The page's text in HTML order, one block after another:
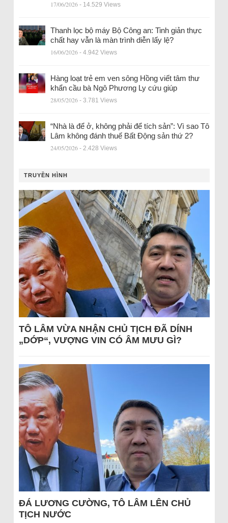
17/06/2026 - 14.529 Views
Thanh lọc bộ máy Bộ Công an: Tinh giản thực
chất hay vẫn là màn trình diễn lấy lệ?
16/06/2026 - 4.942 Views
Hàng loạt trẻ em ven sông Hồng viết tâm thư
khẩn cầu bà Ngô Phương Ly cứu giúp
28/05/2026 - 3.781 Views
“Nhà là để ở, không phải để tích sản”: Vì sao Tô
Lâm không đánh thuế Bất Động sản thứ 2?
24/05/2026 - 2.428 Views
TRUYỀN HÌNH
TÔ LÂM VỪA NHẬN CHỦ TỊCH ĐÃ DÍNH
„DỚP“, VƯỢNG VIN CÓ ÂM MƯU GÌ?
ĐÁ LƯƠNG CƯỜNG, TÔ LÂM LÊN CHỦ
TỊCH NƯỚC